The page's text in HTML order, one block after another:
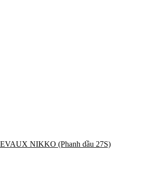
NIKKO (Phanh dầu 27S)